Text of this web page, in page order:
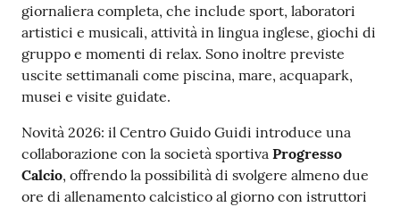
giornaliera completa, che include sport, laboratori
artistici e musicali, attività in lingua inglese, giochi di
gruppo e momenti di relax. Sono inoltre previste
uscite settimanali come piscina, mare, acquapark,
musei e visite guidate.
Novità 2026: il Centro Guido Guidi introduce una
collaborazione con la società sportiva Progresso
Calcio, offrendo la possibilità di svolgere almeno due
ore di allenamento calcistico al giorno con istruttori